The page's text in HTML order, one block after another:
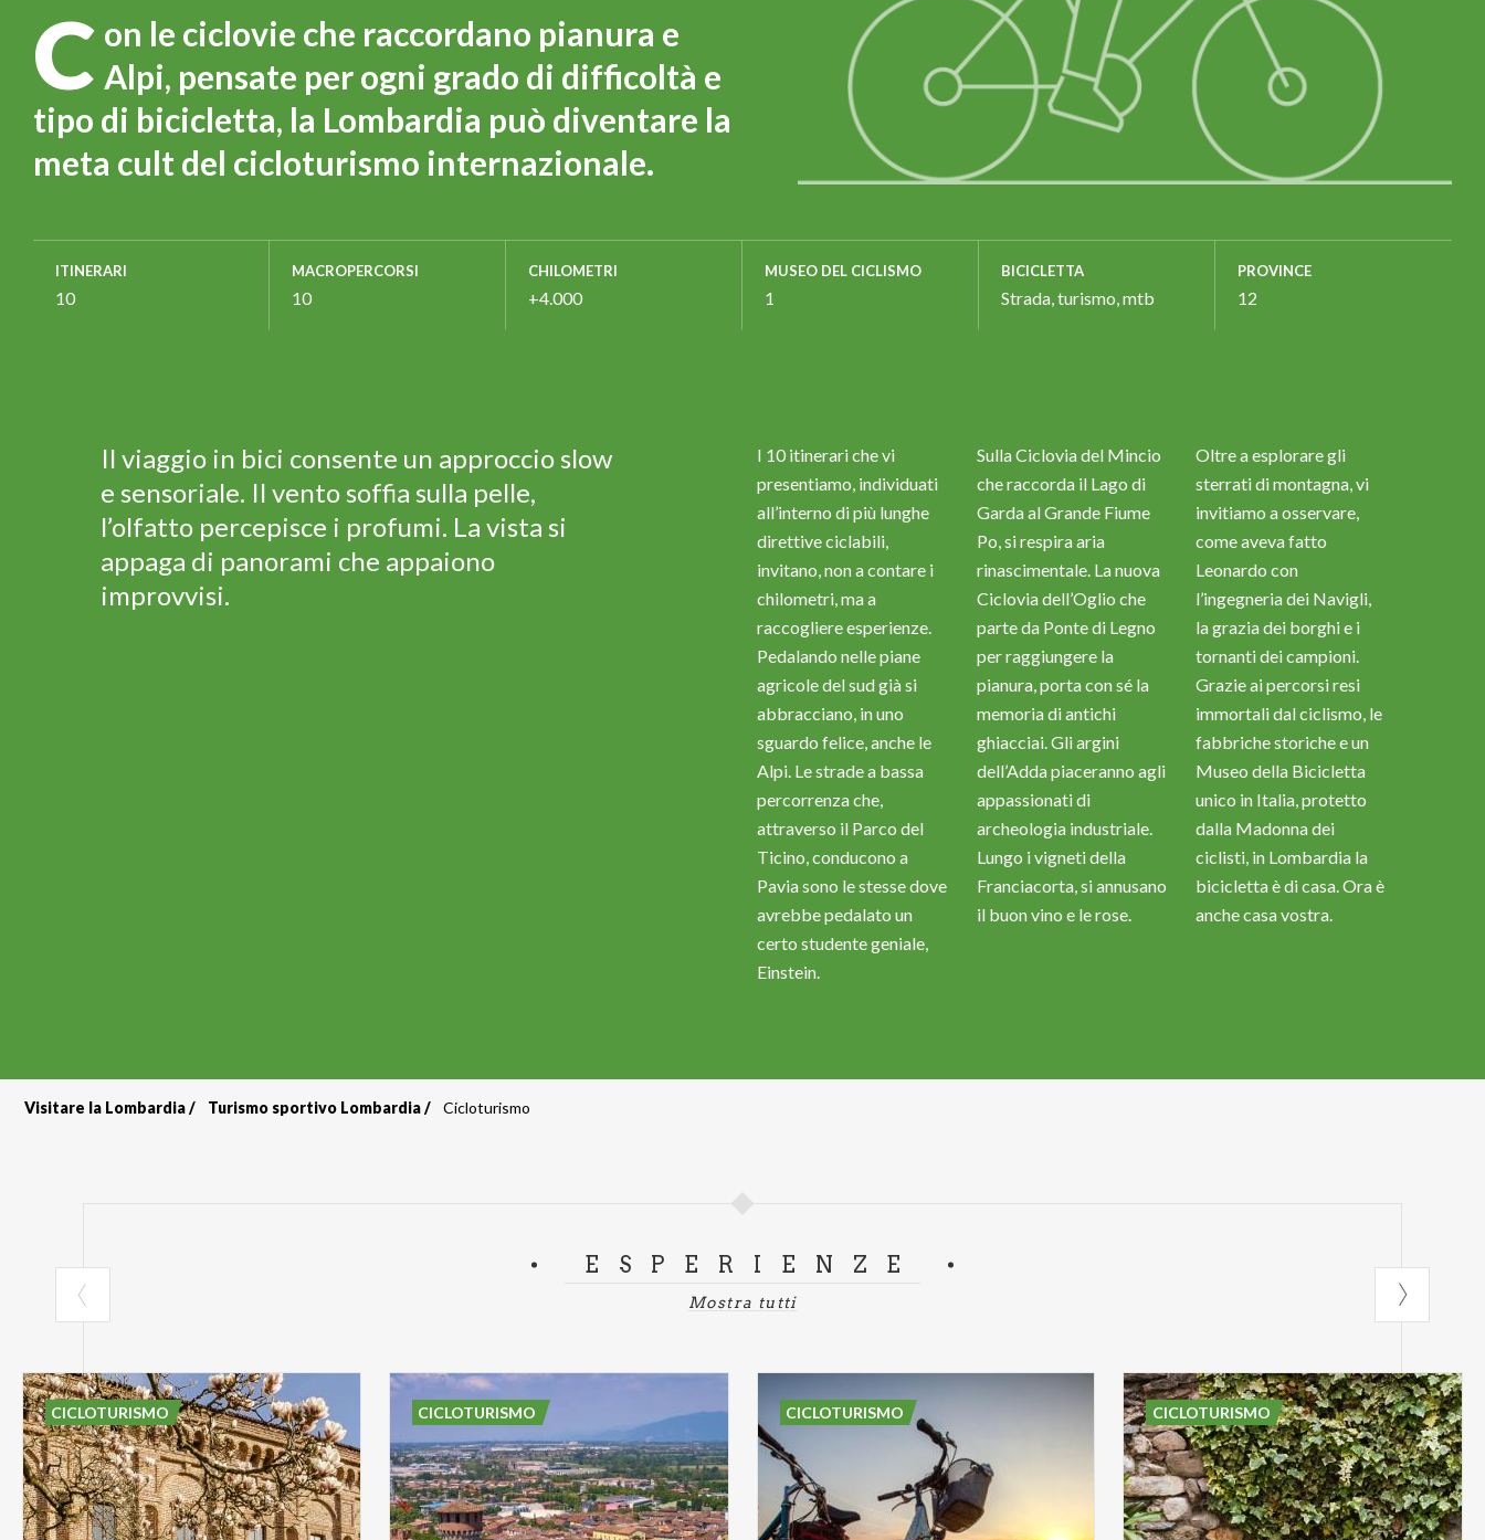
C on le ciclovie che raccordano pianura e
Alpi, pensate per ogni grado di difficoltà e
tipo di bicicletta, la Lombardia può diventare la
meta cult del cicloturismo internazionale.
ITINERARI
10
MACROPERCORSI
10
CHILOMETRI
+4.000
MUSEO DEL CICLISMO
1
BICICLETTA
Strada, turismo, mtb
PROVINCE
12
Il viaggio in bici consente un approccio slow
e sensoriale. Il vento soffia sulla pelle,
l’olfatto percepisce i profumi. La vista si
appaga di panorami che appaiono
improvvisi.
I 10 itinerari che vi
presentiamo, individuati
all’interno di più lunghe
direttive ciclabili,
invitano, non a contare i
chilometri, ma a
raccogliere esperienze.
Pedalando nelle piane
agricole del sud già si
abbracciano, in uno
sguardo felice, anche le
Alpi. Le strade a bassa
percorrenza che,
attraverso il Parco del
Ticino, conducono a
Pavia sono le stesse dove
avrebbe pedalato un
certo studente geniale,
Einstein.
Sulla Ciclovia del Mincio
che raccorda il Lago di
Garda al Grande Fiume
Po, si respira aria
rinascimentale. La nuova
Ciclovia dell’Oglio che
parte da Ponte di Legno
per raggiungere la
pianura, porta con sé la
memoria di antichi
ghiacciai. Gli argini
dell’Adda piaceranno agli
appassionati di
archeologia industriale.
Lungo i vigneti della
Franciacorta, si annusano
il buon vino e le rose.
Oltre a esplorare gli
sterrati di montagna, vi
invitiamo a osservare,
come aveva fatto
Leonardo con
l’ingegneria dei Navigli,
la grazia dei borghi e i
tornanti dei campioni.
Grazie ai percorsi resi
immortali dal ciclismo, le
fabbriche storiche e un
Museo della Bicicletta
unico in Italia, protetto
dalla Madonna dei
ciclisti, in Lombardia la
bicicletta è di casa. Ora è
anche casa vostra.
Visitare la Lombardia Turismo sportivo Lombardia Cicloturismo
ESPERIENZE
Mostra tutti
CICLOTURISMO CICLOTURISMO CICLOTURISMO CICLOTURISMO